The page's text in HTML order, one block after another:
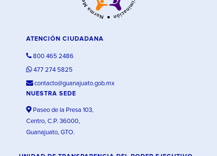
ATENCIÓN CIUDADANA
800 465 2486
477 274 5825
contacto@guanajuato.gob.mx
NUESTRA SEDE
Paseo de la Presa 103,
Centro, C.P. 36000,
Guanajuato, GTO.